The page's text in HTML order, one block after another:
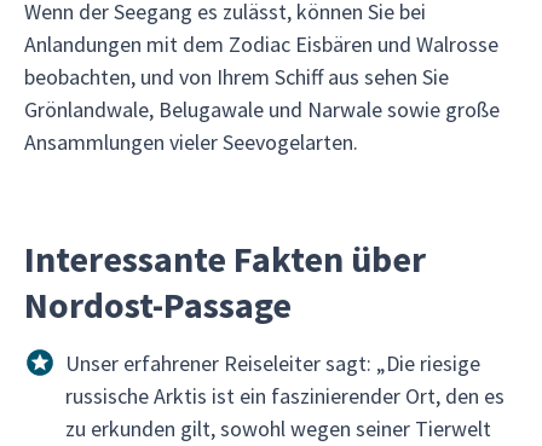
Wenn der Seegang es zulässt, können Sie bei
Anlandungen mit dem Zodiac Eisbären und Walrosse
beobachten, und von Ihrem Schiff aus sehen Sie
Grönlandwale, Belugawale und Narwale sowie große
Ansammlungen vieler Seevogelarten.
Interessante Fakten über
Nordost-Passage
Unser erfahrener Reiseleiter sagt: „Die riesige
russische Arktis ist ein faszinierender Ort, den es
zu erkunden gilt, sowohl wegen seiner Tierwelt